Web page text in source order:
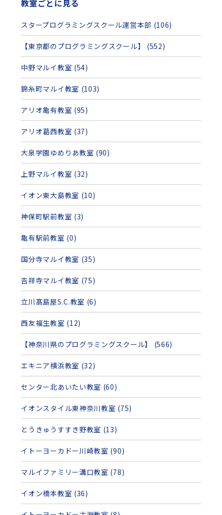
教室ごとに見る
スタープログラミングスクール運営本部 (106)
【東京都のプログラミングスクール】 (552)
中野マルイ教室 (54)
錦糸町マルイ教室 (103)
アリオ亀有教室 (95)
アリオ葛西教室 (37)
大泉学園ゆめりあ教室 (90)
上野マルイ教室 (32)
イオン東大島教室 (10)
神保町駅前教室 (3)
亀有駅前教室 (0)
国分寺マルイ教室 (35)
吉祥寺マルイ教室 (75)
立川髙島屋S.C.教室 (6)
西友福生教室 (12)
【神奈川県のプログラミングスクール】 (566)
エキニア横浜教室 (32)
センター北あいたい教室 (60)
イオンスタイル東神奈川教室 (75)
とうきゅうすすき野教室 (13)
イトーヨーカドー川崎教室 (90)
マルイファミリー溝口教室 (78)
イオン橋本教室 (36)